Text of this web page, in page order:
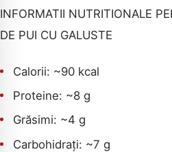
INFORMATII NUTRITIONALE
DE PUI CU GALUSTE
Calorii: ~90 kcal
Proteine: ~8 g
Grăsimi: ~4 g
Carbohidrați: ~7 g